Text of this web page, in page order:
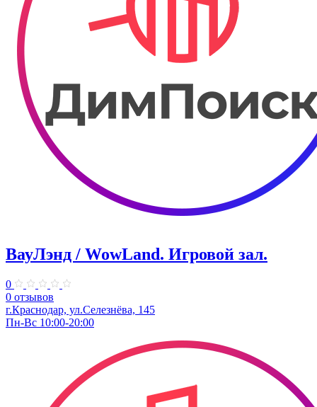
ВауЛэнд / WowLand. ​Игровой зал.
0
0 отзывов
г.Краснодар, ул.Селезнёва, 145
Пн-Вс 10:00-20:00